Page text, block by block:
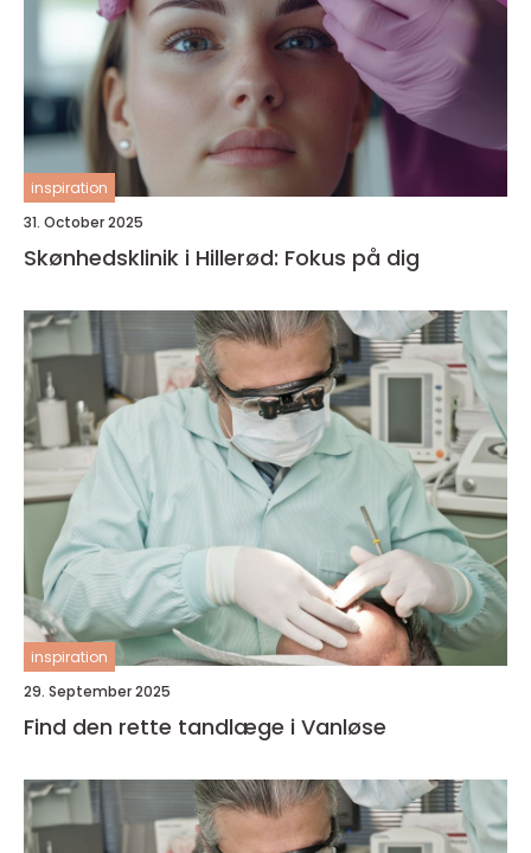
inspiration
31. October 2025
Skønhedsklinik i Hillerød: Fokus på dig
inspiration
29. September 2025
Find den rette tandlæge i Vanløse